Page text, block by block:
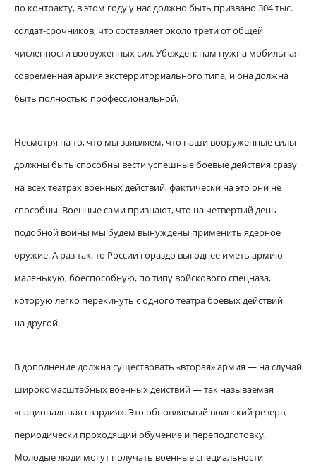
по контракту, в этом году у нас должно быть призвано 304 тыс.
солдат-срочников, что составляет около трети от общей
численности вооруженных сил. Убежден: нам нужна мобильная
современная армия экстерриториального типа, и она должна
быть полностью профессиональной.
Несмотря на то, что мы заявляем, что наши вооруженные силы
должны быть способны вести успешные боевые действия сразу
на всех театрах военных действий, фактически на это они не
способны. Военные сами признают, что на четвертый день
подобной войны мы будем вынуждены применить ядерное
оружие. А раз так, то России гораздо выгоднее иметь армию
маленькую, боеспособную, по типу войскового спецназа,
которую легко перекинуть с одного театра боевых действий
на другой.
В дополнение должна существовать «вторая» армия — на случай
широкомасштабных военных действий — так называемая
«национальная гвардия». Это обновляемый воинский резерв,
периодически проходящий обучение и переподготовку.
Молодые люди могут получать военные специальности